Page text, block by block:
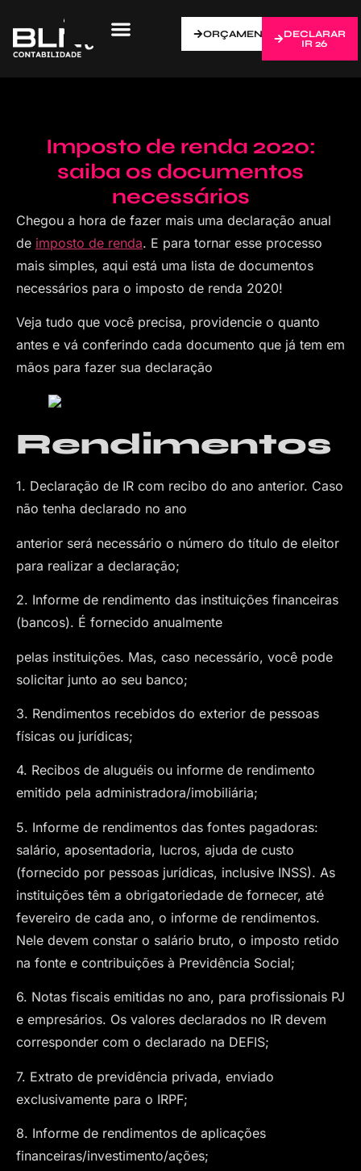
ORÇAMENTO
DECLARAR
IR 26
Imposto de renda 2020:
saiba os documentos
necessários
Chegou a hora de fazer mais uma declaração anual
de imposto de renda. E para tornar esse processo
mais simples, aqui está uma lista de documentos
necessários para o imposto de renda 2020!
Veja tudo que você precisa, providencie o quanto
antes e vá conferindo cada documento que já tem em
mãos para fazer sua declaração
Rendimentos
1. Declaração de IR com recibo do ano anterior. Caso
não tenha declarado no ano
anterior será necessário o número do título de eleitor
para realizar a declaração;
2. Informe de rendimento das instituições financeiras
(bancos). É fornecido anualmente
pelas instituições. Mas, caso necessário, você pode
solicitar junto ao seu banco;
3. Rendimentos recebidos do exterior de pessoas
físicas ou jurídicas;
4. Recibos de aluguéis ou informe de rendimento
emitido pela administradora/imobiliária;
5. Informe de rendimentos das fontes pagadoras:
salário, aposentadoria, lucros, ajuda de custo
(fornecido por pessoas jurídicas, inclusive INSS). As
instituições têm a obrigatoriedade de fornecer, até
fevereiro de cada ano, o informe de rendimentos.
Nele devem constar o salário bruto, o imposto retido
na fonte e contribuições à Previdência Social;
6. Notas fiscais emitidas no ano, para profissionais PJ
e empresários. Os valores declarados no IR devem
corresponder com o declarado na DEFIS;
7. Extrato de previdência privada, enviado
exclusivamente para o IRPF;
8. Informe de rendimentos de aplicações
financeiras/investimento/ações;